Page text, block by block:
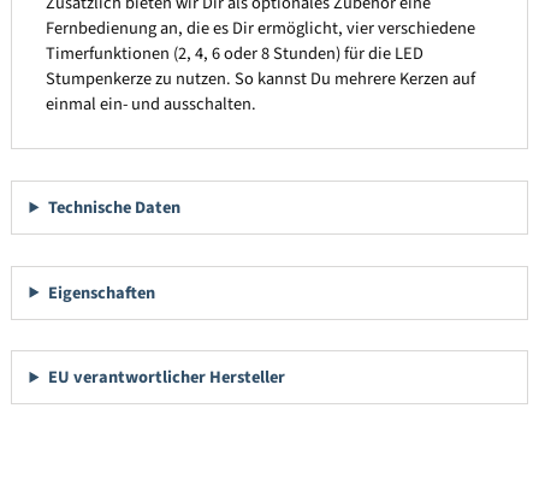
Fernbedienung an, die es Dir ermöglicht, vier verschiedene
Timerfunktionen (2, 4, 6 oder 8 Stunden) für die LED
Stumpenkerze zu nutzen. So kannst Du mehrere Kerzen auf
einmal ein- und ausschalten.
Technische Daten
Eigenschaften
EU verantwortlicher Hersteller